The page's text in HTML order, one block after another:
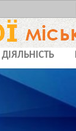
ДІЯЛЬНІСТЬ